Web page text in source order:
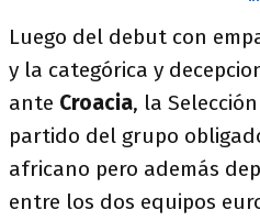
Luego del debut con
y la categórica y
ante Croacia, la
partido del grupo
africano pero además
entre los dos equipos